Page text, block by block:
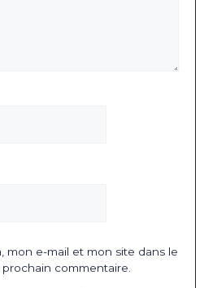
mon e-mail et mon site dans le
commentaire.